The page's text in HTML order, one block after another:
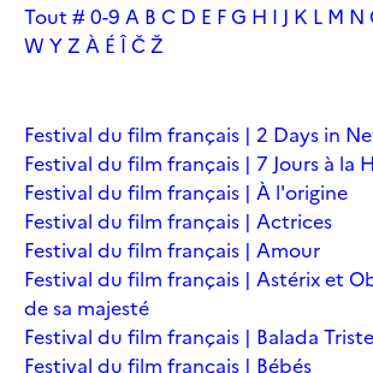
Tout # 0-9 A B C D E FG H I J K L M N
W YZ À É ÎČŽ
Festival du film français | 2 Days in
Festival du film français | 7 Jours à la
Festival du film français | À l'origine
Festival du film français | Actrices
Festival du film français | Amour
Festival du film français | Astérix et
de sa majesté
Festival du film français | Balada Triste
Festival du film français | Bébés